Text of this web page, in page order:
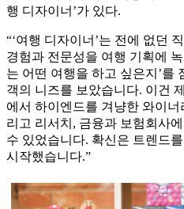
행 디자이너’가 있다.
“‘여행 디자이너’는 전에 없던
경험과 전문성을 여행 기획에
는 어떤 여행을 하고 싶은지’를
객의 니즈를 보았습니다. 이건
에서 하이엔드를 겨냥한 와이
리고 리서치, 금융과 보험회사
수 있었습니다. 확신은 트렌드
시작했습니다.”